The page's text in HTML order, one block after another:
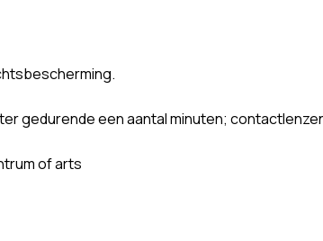
gedurende een aantal minuten;
of arts